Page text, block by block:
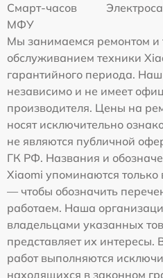
Смарт-часов
МФУ
Мы занимаемся ремонтом и
обслуживанием техники
гарантийного периода.
независимо и не имеет
производителя. Цены на
носят исключительно
не являются публичной
ГК РФ. Названия и
Xiaomi упоминаются
— чтобы обозначить
работаем. Наша
владельцами указанных
представляет их
работ выполняются
находящихся в законном